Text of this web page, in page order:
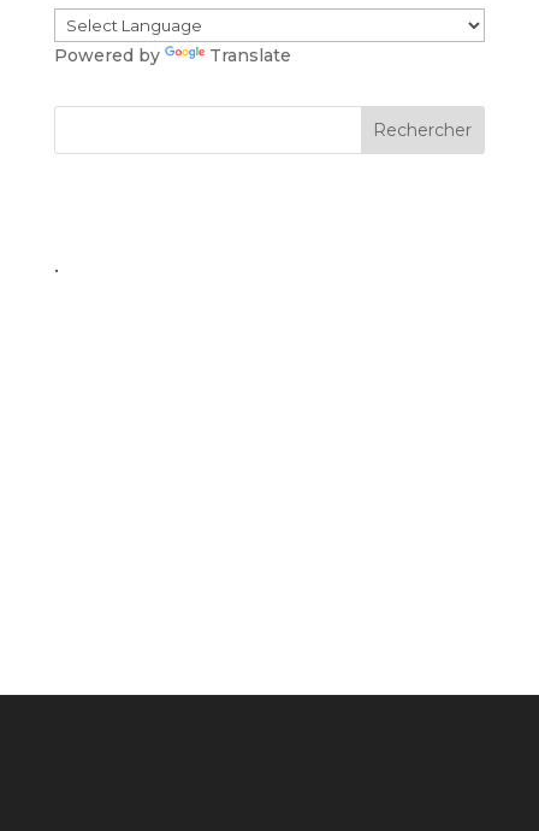
Powered by Translate
.